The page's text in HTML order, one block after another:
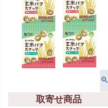
取寄せ商品